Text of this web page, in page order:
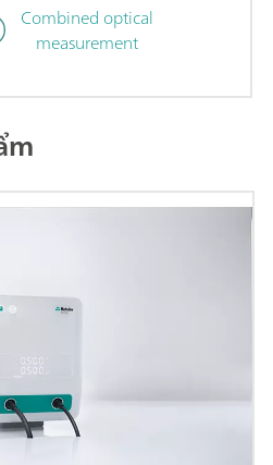
Combined optical
measurement